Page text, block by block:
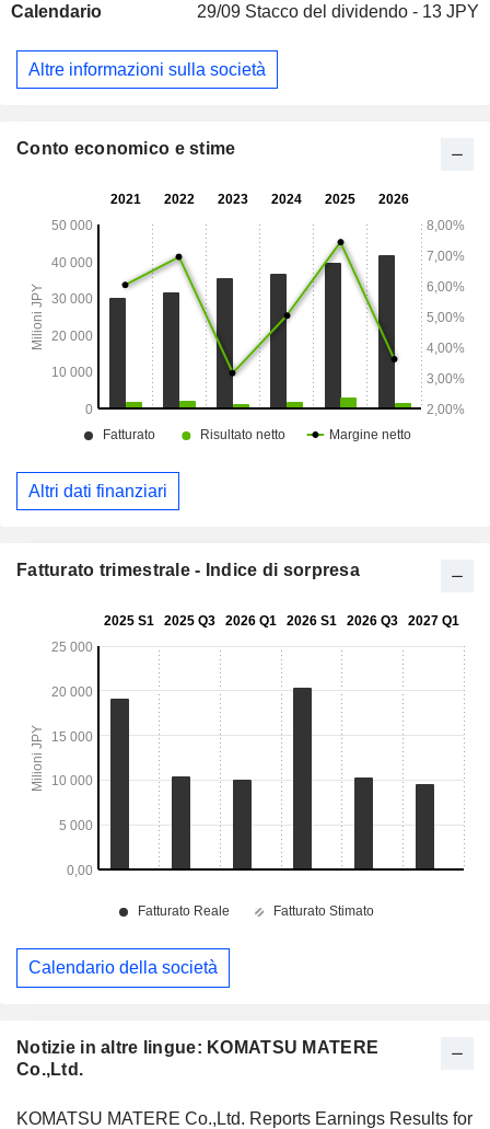
Notizie in altre lingue: KOMATSU MATERE
Co.,Ltd.
KOMATSU MATERE Co.,Ltd. Reports Earnings Results for
ingegneria civile e di costruzione, nonché nello sviluppo e
Calendario 29/09 Stacco del dividendo - 13 JPY
Altre informazioni sulla società
Conto economico e stime
Altri dati finanziari
Fatturato trimestrale - Indice di sorpresa
Calendario della società